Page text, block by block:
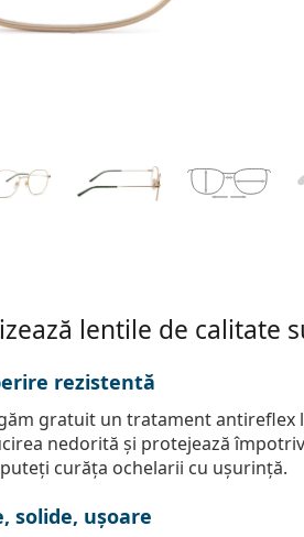
lentile de calitate
rezistentă
gratuit un tratament antireflex
nedorită și protejează
curăța ochelarii cu ușurință.
solide, ușoare